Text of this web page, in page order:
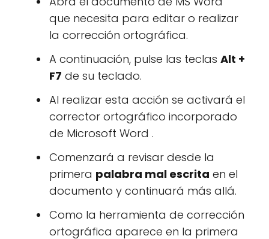
que necesita para editar o realizar
la corrección ortográfica.
A continuación, pulse las teclas Alt +
F7 de su teclado.
Al realizar esta acción se activará el
corrector ortográfico incorporado
de Microsoft Word .
Comenzará a revisar desde la
primera palabra mal escrita en el
documento y continuará más allá.
Como la herramienta de corrección
ortográfica aparece en la primera